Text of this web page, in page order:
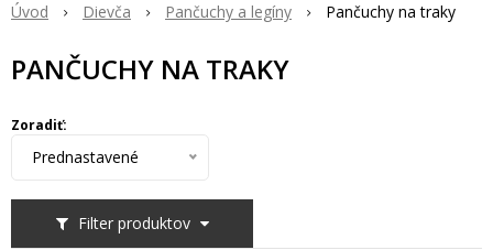
Úvod Dievča Pančuchy a legíny Pančuchy na traky
PANČUCHY NA TRAKY
Filter produktov
Zoradiť:
Prednastavené